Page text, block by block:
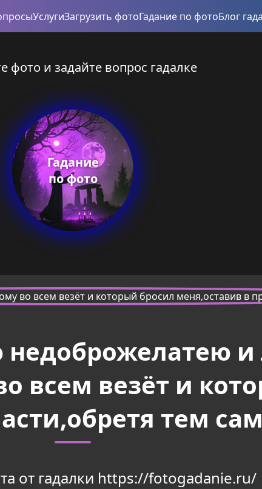
УслугиЗагрузить фотоГадание по фотоБлог
фото и задайте вопрос гадалке
Гадание
по фото
и
всем везёт и
тем
от гадалки https://fotogadanie.ru/